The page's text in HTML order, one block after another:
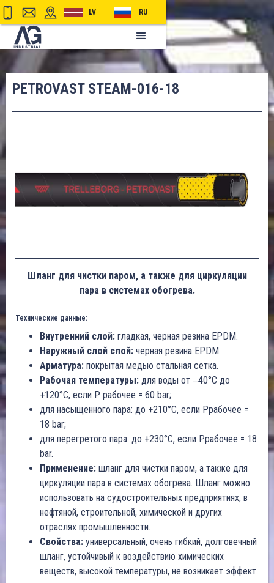
LV RU
PETROVAST STEAM-016-18
Шланг для чистки паром, а также для циркуляции
пара в системах обогрева.
Технические данные:
Внутренний слой: гладкая, черная резина EPDM.
Наружный слой слой: черная резина EPDM.
Арматура: покрытая медью стальная сетка.
Рабочая температуры: для воды от ‒40°C до
+120°C, если P рабочее = 60 bar;
для насыщенного пара: до +210°C, если Pрабочее =
18 bar;
для перегретого пара: до +230°C, если Pрабочее = 18
bar.
Применение: шланг для чистки паром, а также для
циркуляции пара в системах обогрева. Шланг можно
использовать на судостроительных предприятиях, в
нефтяной, строительной, химической и других
отраслях промышленности.
Свойства: универсальный, очень гибкий, долговечный
шланг, устойчивый к воздействию химических
веществ, высокой температуры, не возникает эффект